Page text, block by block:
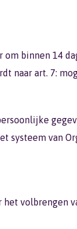
binnen 14
naar art. 7:
systeem van
volbrengen